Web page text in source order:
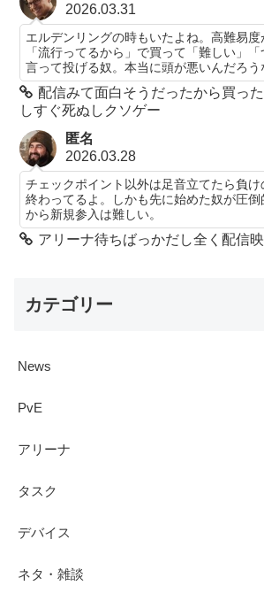
2026.03.31
エルデンリングの時もいたよね。高難易
「流行ってるから」で買って「難しい」
言って投げる奴。本当に頭が悪いんだろう
配信みて面白そうだったから買っ
しすぐ死ぬしクソゲー
匿名
2026.03.28
チェックポイント以外は足音立てたら負け
終わってるよ。しかも先に始めた奴が圧
から新規参入は難しい。
アリーナ待ちばっかだし全く配信
カテゴリー
News
PvE
アリーナ
タスク
デバイス
ネタ・雑談